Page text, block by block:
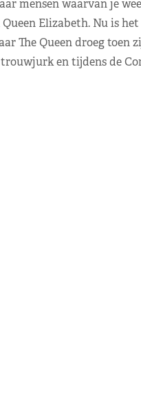
mensen waarvan je
Elizabeth. Nu is
The Queen droeg toen
en tijdens de